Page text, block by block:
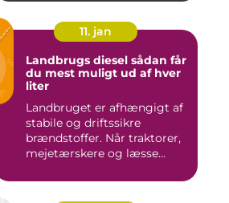
11. jan
Landbrugs diesel sådan får
du mest muligt ud af hver
liter
Landbruget er afhængigt af
stabile og driftssikre
brændstoffer. Når traktorer,
mejetærskere og læsse...